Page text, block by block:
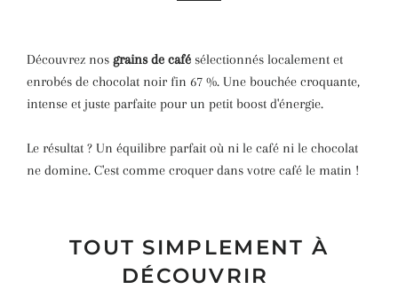
Découvrez nos grains de café sélectionnés localement et
enrobés de chocolat noir fin 67 %. Une bouchée croquante,
intense et juste parfaite pour un petit boost d'énergie.
Le résultat ? Un équilibre parfait où ni le café ni le chocolat
ne domine. C'est comme croquer dans votre café le matin !
TOUT SIMPLEMENT À
DÉCOUVRIR